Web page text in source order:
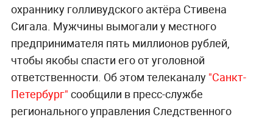
охраннику голливудского актёра Стивена
Сигала. Мужчины вымогали у местного
предпринимателя пять миллионов рублей,
чтобы якобы спасти его от уголовной
ответственности. Об этом телеканалу "Санкт-
Петербург" сообщили в пресс-службе
регионального управления Следственного